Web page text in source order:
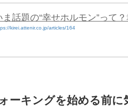
ま話題の“幸せホルモン”って
kirei.attenir.co.jp/articles/164
ーキングを始める前